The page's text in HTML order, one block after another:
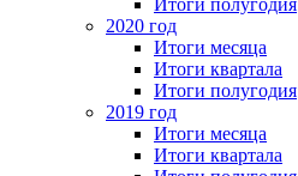
2020 год
Итоги месяца
Итоги квартала
Итоги полугодия
2019 год
Итоги месяца
Итоги квартала